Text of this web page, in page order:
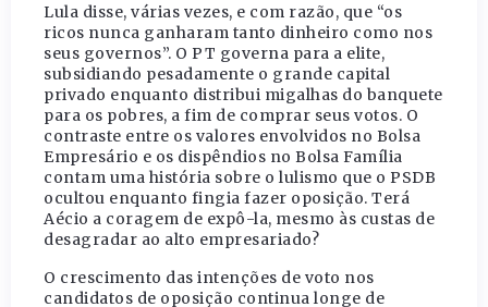
Lula disse, várias vezes, e com razão, que “os
ricos nunca ganharam tanto dinheiro como nos
seus governos”. O PT governa para a elite,
subsidiando pesadamente o grande capital
privado enquanto distribui migalhas do banquete
para os pobres, a fim de comprar seus votos. O
contraste entre os valores envolvidos no Bolsa
Empresário e os dispêndios no Bolsa Família
contam uma história sobre o lulismo que o PSDB
ocultou enquanto fingia fazer oposição. Terá
Aécio a coragem de expô-la, mesmo às custas de
desagradar ao alto empresariado?
O crescimento das intenções de voto nos
candidatos de oposição continua longe de